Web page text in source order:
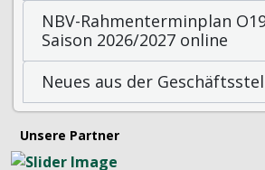
NBV-Rahmenterminplan
Saison 2026/2027 online
Neues aus der
Unsere Partner